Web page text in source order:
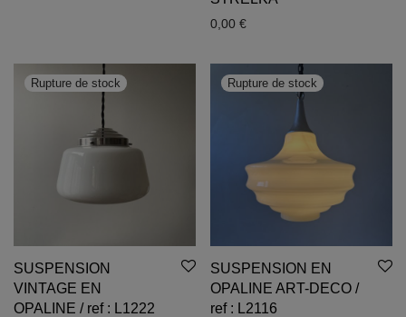
0,00 €
SUSPENSION
VINTAGE EN
OPALINE / ref : L1222
SUSPENSION EN
OPALINE ART-DECO /
ref : L2116